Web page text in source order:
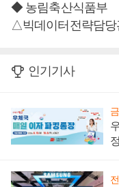
◆ 농림축산식품부
△빅데이터전략담당
인기기사